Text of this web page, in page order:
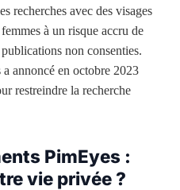
recherches avec des visages
à un risque accru de
non consenties.
annoncé en octobre 2023
restreindre la recherche
PimEyes :
vie privée ?